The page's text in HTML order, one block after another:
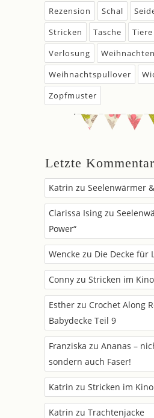
Rezension
Schal
Stricken
Tasche Tiere
Verlosung
Weihnachten
Weihnachtspullover
Zopfmuster
Letzte
Katrin zu Seelenwärmer
Clarissa Ising zu
Power“
Wencke zu Die Decke für
Conny zu Stricken im Kino
Esther zu Crochet Along
Babydecke Teil 9
Franziska zu Ananas –
sondern auch Faser!
Katrin zu Stricken im Kino
Katrin zu Trachtenjacke